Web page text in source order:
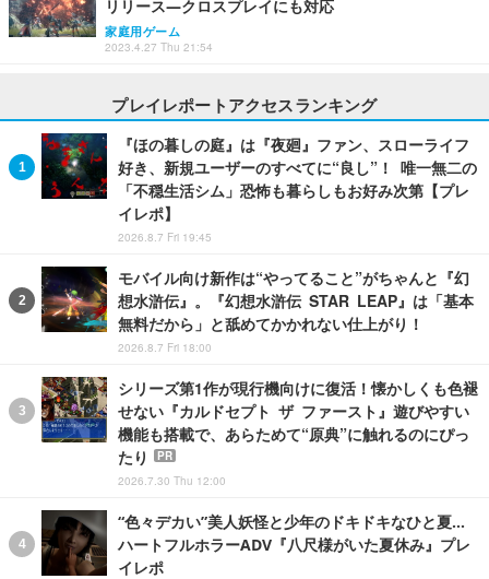
リリース―クロスプレイにも対応
家庭用ゲーム
2023.4.27 Thu 21:54
プレイレポートアクセスランキング
『ほの暮しの庭』は『夜廻』ファン、スローライフ
好き、新規ユーザーのすべてに“良し”！ 唯一無二の
「不穏生活シム」恐怖も暮らしもお好み次第【プレ
イレポ】
2026.8.7 Fri 19:45
モバイル向け新作は“やってること”がちゃんと『幻
想水滸伝』。『幻想水滸伝 STAR LEAP』は「基本
無料だから」と舐めてかかれない仕上がり！
2026.8.7 Fri 18:00
シリーズ第1作が現行機向けに復活！懐かしくも色褪
せない『カルドセプト ザ ファースト』遊びやすい
機能も搭載で、あらためて“原典”に触れるのにぴっ
たり
PR
2026.7.30 Thu 12:00
“色々デカい”美人妖怪と少年のドキドキなひと夏…
ハートフルホラーADV『八尺様がいた夏休み』プレ
イレポ